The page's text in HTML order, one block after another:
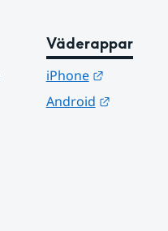
Väderappar
iPhone
Länk till
Android
Länk till